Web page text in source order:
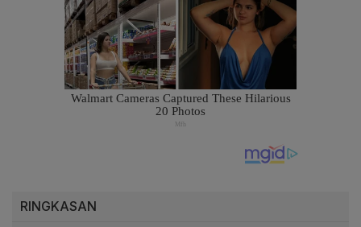
RINGKASAN